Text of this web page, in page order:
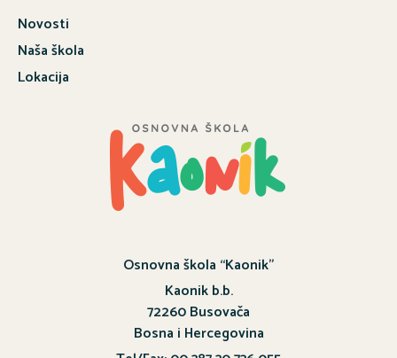
Novosti
Naša škola
Lokacija
Osnovna škola “Kaonik”
Kaonik b.b.
72260 Busovača
Bosna i Hercegovina